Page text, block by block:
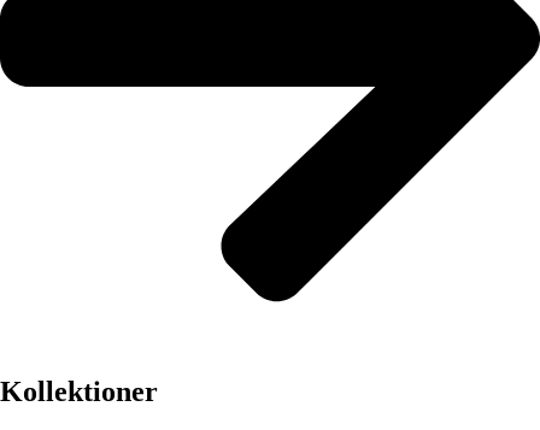
Kollektioner